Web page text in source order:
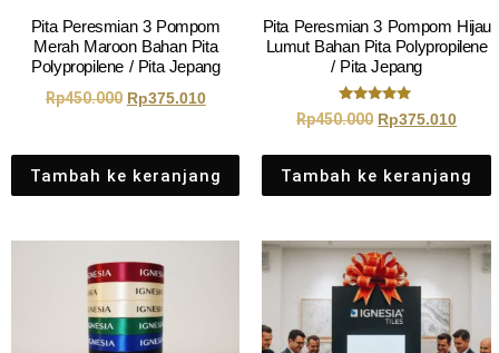
Pita Peresmian 3 Pompom
Merah Maroon Bahan Pita
Polypropilene / Pita Jepang
Rp450.000 Rp375.010
Tambah ke keranjang
Pita Peresmian 3 Pompom Hijau
Lumut Bahan Pita Polypropilene
/ Pita Jepang
Dinilai
5.00
Rp450.000 Rp375.010
Tambah ke keranjang